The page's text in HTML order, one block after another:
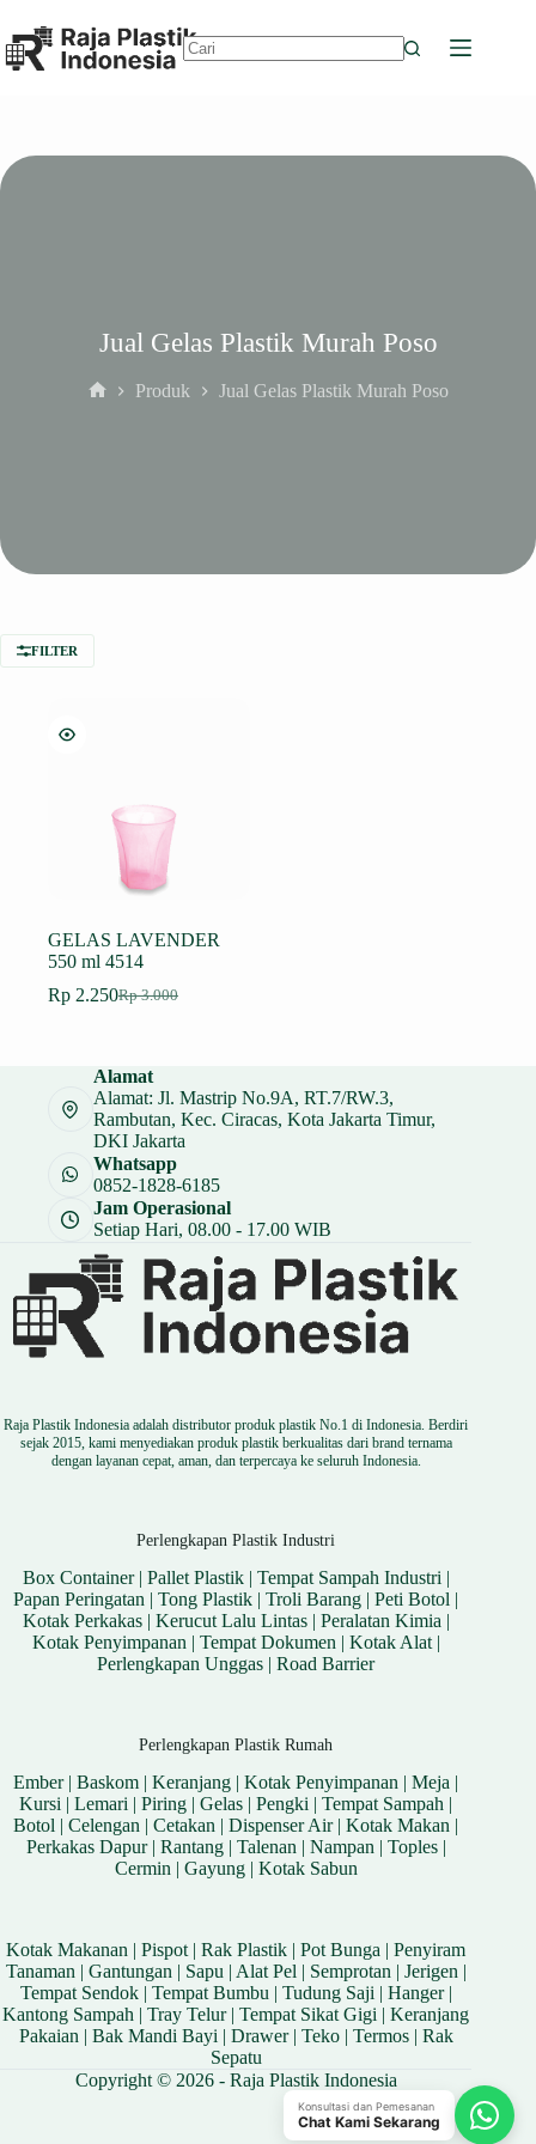
to
content
Jual Gelas Plastik Murah Poso
Produk Jual Gelas Plastik Murah Poso
FILTER
GELAS LAVENDER
550 ml 4514
Rp3.000
Harga
Rp 3.000.
Rp 2.250Harga
adalah:
Rp 2.250.
Alamat
Alamat: Jl. Mastrip No.9A, RT.7/RW.3,
Rambutan, Kec. Ciracas, Kota Jakarta Timur,
DKI Jakarta
Whatsapp
0852-1828-6185
Jam Operasional
Setiap Hari, 08.00 - 17.00 WIB
Raja Plastik Indonesia adalah distributor produk plastik No.1 di Indonesia. Berdiri
sejak 2015, kami menyediakan produk plastik berkualitas dari brand ternama
dengan layanan cepat, aman, dan terpercaya ke seluruh Indonesia.
Perlengkapan Plastik Industri
Box Container| Pallet Plastik| Tempat Sampah Industri |
Papan Peringatan |Tong Plastik |Troli Barang |Peti Botol |
Kotak Perkakas| Kerucut Lalu Lintas| Peralatan Kimia |
Kotak Penyimpanan | Tempat Dokumen | Kotak Alat|
Perlengkapan Unggas |Road Barrier
Perlengkapan Plastik Rumah
Ember|Baskom |Keranjang |Kotak Penyimpanan |Meja |
Kursi |Lemari |Piring |Gelas |Pengki |Tempat Sampah |
Botol |Celengan |Cetakan |Dispenser Air|Kotak Makan |
Perkakas Dapur| Rantang| Talenan| Nampan| Toples|
Cermin| Gayung| Kotak Sabun
Kotak Makanan |Pispot|Rak Plastik |Pot Bunga |Penyiram
Tanaman| Gantungan| Sapu| Alat Pel| Semprotan| Jerigen|
Tempat Sendok| Tempat Bumbu| Tudung Saji| Hanger|
Kantong Sampah |Tray Telur|Tempat Sikat Gigi |Keranjang
Pakaian| Bak Mandi Bayi| Drawer| Teko| Termos| Rak
Sepatu
Copyright © 2026 - Raja Plastik Indonesia
Konsultasi dan Pemesanan
Chat Kami Sekarang